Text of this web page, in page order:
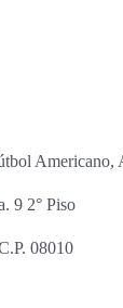
Americano,
9 2° Piso
08010